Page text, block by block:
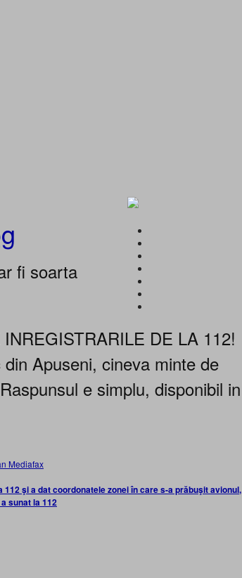
fi soarta
DE LA 112!
Apuseni, cineva minte de
e simplu, disponibil in
şi a dat coordonatele zonei în care s-a prăbuşit avionul,
sunat la 112